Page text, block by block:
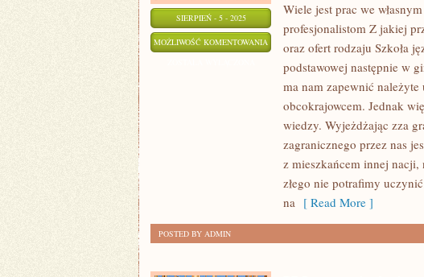
SIERPIEŃ - 5 - 2025
MOŻLIWOŚĆ KOMENTOWANIA
WŁASNYM
MIESZKANIU,
KTÓRE
TRZEBA
POWIERZYĆ
EKSPERTOM
Wiele jest prac we
profesjonalistom Z jakiej
oraz ofert rodzaju Szkoła
podstawowej następnie w
ma nam zapewnić
obcokrajowcem. Jednak
wiedzy. Wyjeżdżając zza
zagranicznego przez nas
z mieszkańcem innej
złego nie potrafimy
na [ Read More ]
POSTED BY ADMIN